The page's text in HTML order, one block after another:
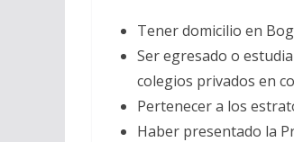
Tener domicilio en
Ser egresado o
colegios privados en
Pertenecer a los
Haber presentado la